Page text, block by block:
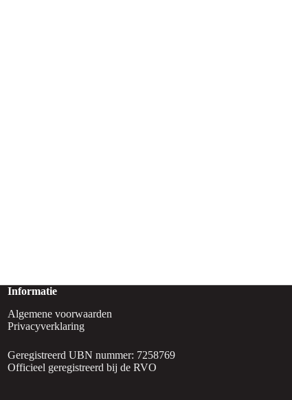
Informatie
Algemene voorwaarden
Privacyverklaring
Geregistreerd UBN nummer: 7258769
Officieel geregistreerd bij de RVO